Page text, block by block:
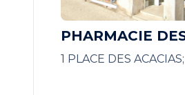
PHARMACIE
1 PLACE DES